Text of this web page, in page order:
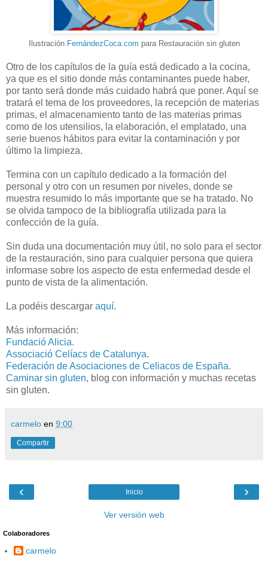
Ilustración FernándezCoca.com para Restauración sin gluten
Otro de los capítulos de la guía está dedicado a la cocina,
ya que es el sitio donde más contaminantes puede haber,
por tanto será donde más cuidado habrá que poner. Aquí se
tratará el tema de los proveedores, la recepción de materias
primas, el almacenamiento tanto de las materias primas
como de los utensilios, la elaboración, el emplatado, una
serie buenos hábitos para evitar la contaminación y por
último la limpieza.
Termina con un capítulo dedicado a la formación del
personal y otro con un resumen por niveles, donde se
muestra resumido lo más importante que se ha tratado. No
se olvida tampoco de la bibliografía utilizada para la
confección de la guía.
Sin duda una documentación muy útil, no solo para el sector
de la restauración, sino para cualquier persona que quiera
informase sobre los aspecto de esta enfermedad desde el
punto de vista de la alimentación.
La podéis descargar aquí.
Más información:
Fundació Alicia.
Associació Celíacs de Catalunya.
Federación de Asociaciones de Celiacos de España.
Caminar sin gluten, blog con información y muchas recetas
sin gluten.
carmelo en 9:00
Compartir
‹ ›
Inicio
Ver versión web
Colaboradores
carmelo